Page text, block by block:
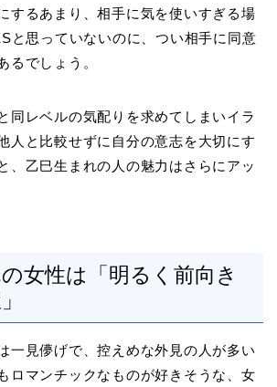
するあまり、相手に気を使いすぎる場
と思っていないのに、つい相手に同意
るでしょう。
同レベルの気配りを求めてしまいイラ
人と比較せずに自分の意志を大切にす
、乙巳生まれの人の魅力はさらにアッ
女性は「明るく前向き
一見儚げで、控えめな外見の人が多い
ロマンチックなものが好きそうな、女